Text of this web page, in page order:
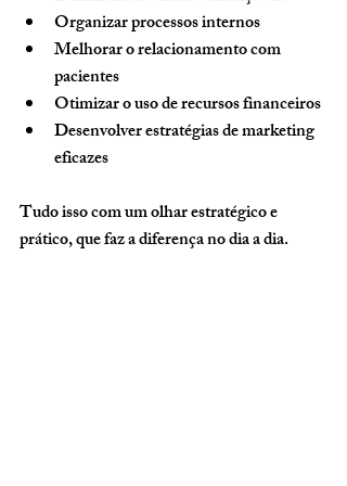
Organizar processos internos
Melhorar o relacionamento com
pacientes
Otimizar o uso de recursos financeiros
Desenvolver estratégias de marketing
eficazes
Tudo isso com um olhar estratégico e
prático, que faz a diferença no dia a dia.